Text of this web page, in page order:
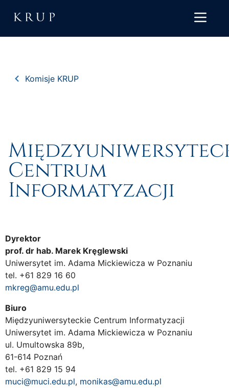
Komisje KRUP
Centrum
Informatyzacji
Dyrektor
prof. dr hab. Marek Kręglewski
Uniwersytet im. Adama Mickiewicza w Poznaniu
tel. +61 829 16 60
mkreg@amu.edu.pl
Biuro
Międzyuniwersyteckie Centrum Informatyzacji
Uniwersytet im. Adama Mickiewicza w Poznaniu
ul. Umultowska 89b,
61-614 Poznań
tel. +61 829 15 94
muci@muci.edu.pl, monikas@amu.edu.pl